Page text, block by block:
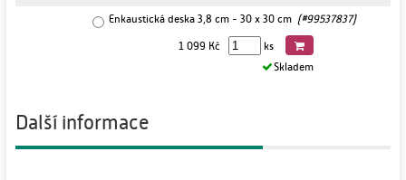
Enkaustická deska 3,8 cm - 30 x 30 cm (#99537837)
1 099 Kč
ks
Skladem
Další informace